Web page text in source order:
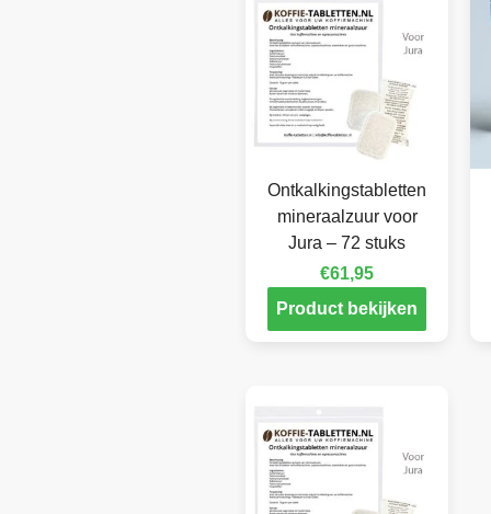
Ontkalkingstabletten
mineraalzuur voor
Jura – 72 stuks
€61,95
Product bekijken